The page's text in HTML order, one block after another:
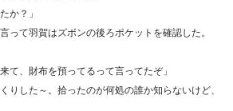
か？」
って羽賀はズボンの後ろポケットを確認した。
て、財布を預ってるって言ってたぞ」
りした～。拾ったのが何処の誰か知らないけど、